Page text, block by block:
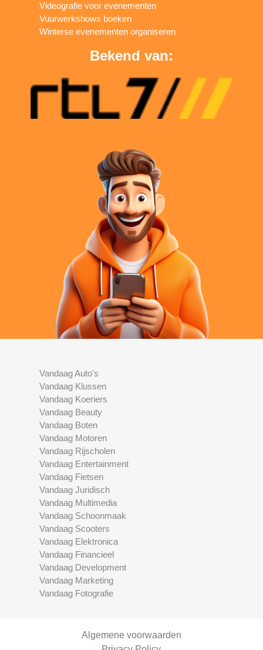
Videografie voor evenementen
Vuurwerkshows boeken
Winterse evenementen organiseren
Bekend van:
Vandaag Auto's
Vandaag Klussen
Vandaag Koeriers
Vandaag Beauty
Vandaag Boten
Vandaag Motoren
Vandaag Rijscholen
Vandaag Entertainment
Vandaag Fietsen
Vandaag Juridisch
Vandaag Multimedia
Vandaag Schoonmaak
Vandaag Scooters
Vandaag Elektronica
Vandaag Financieel
Vandaag Development
Vandaag Marketing
Vandaag Fotografie
Algemene voorwaarden